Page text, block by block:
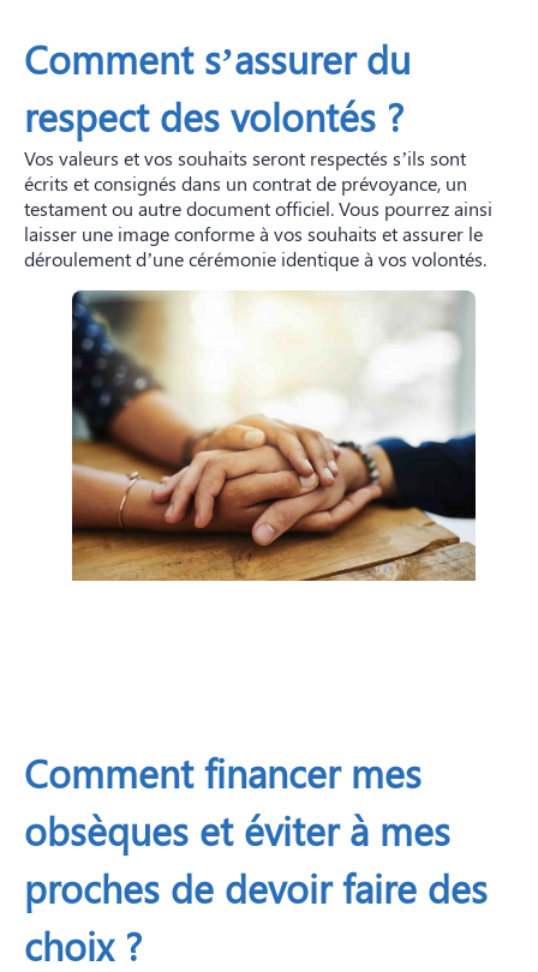
Comment s’assurer du
respect des volontés ?
Vos valeurs et vos souhaits seront respectés s’ils sont
écrits et consignés dans un contrat de prévoyance, un
testament ou autre document officiel. Vous pourrez ainsi
laisser une image conforme à vos souhaits et assurer le
déroulement d’une cérémonie identique à vos volontés.
Comment financer mes
obsèques et éviter à mes
proches de devoir faire des
choix ?